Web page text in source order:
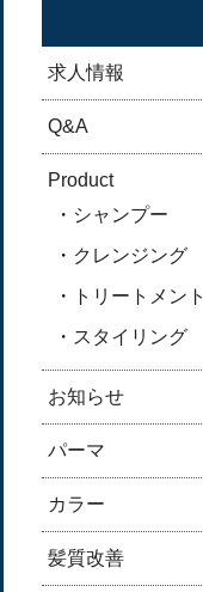
求人情報
Q&A
Product
シャンプー
クレンジング
トリートメント
スタイリング
お知らせ
パーマ
カラー
髪質改善